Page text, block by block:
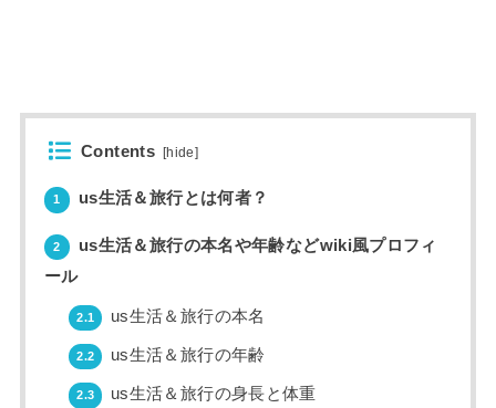
Contents [hide]
1 us生活＆旅行とは何者？
2
us生活＆旅行の本名や年齢などwiki風プロフィ
ール
2.1 us生活＆旅行の本名
2.2 us生活＆旅行の年齢
2.3 us生活＆旅行の身長と体重